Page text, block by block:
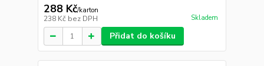
288 Kč/karton
238 Kč bez DPH Skladem
Přidat do košíku